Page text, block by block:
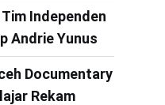
Independen
Andrie Yunus
Documentary
Rekam